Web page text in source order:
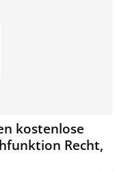
kostenlose
Recht,